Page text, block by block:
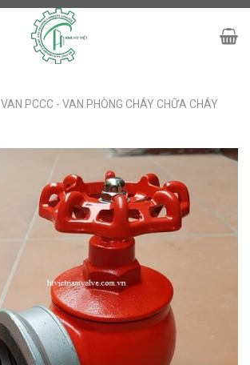
VAN PCCC - VAN PHÒNG CHÁY CHỮA CHÁY